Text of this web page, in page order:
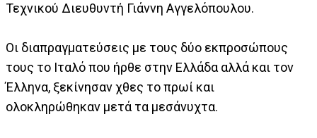
Τεχνικού Διευθυντή Γιάννη Αγγελόπουλου.
Οι διαπραγματεύσεις με τους δύο εκπροσώπους
τους το Ιταλό που ήρθε στην Ελλάδα αλλά και τον
Έλληνα, ξεκίνησαν χθες το πρωί και
ολοκληρώθηκαν μετά τα μεσάνυχτα.